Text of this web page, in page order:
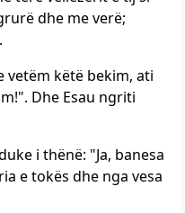
dhe me verë;
vetëm këtë bekim, ati
Dhe Esau ngriti
i thënë: "Ja, banesa
e tokës dhe nga vesa